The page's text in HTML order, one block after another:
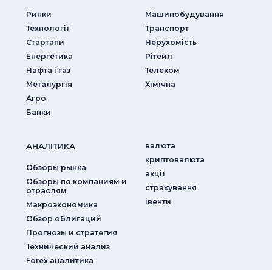
Ринки
Технології
Стартапи
Енергетика
Нафта і газ
Металургія
Агро
Банки
Машинобудування
Транспорт
Нерухомість
Рітейл
Телеком
Хімічна
АНАЛIТИКА
Обзоры рынка
Обзоры по компаниям и
отраслям
Макроэкономика
Обзор облигаций
Прогнозы и стратегия
Технический анализ
Forex аналитика
валюта
криптовалюта
акції
страхування
iвенти